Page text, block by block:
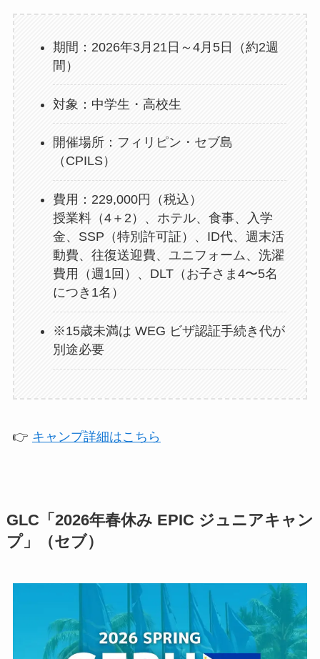
期間：2026年3月21日～4月5日（約2週
間）
対象：中学生・高校生
開催場所：フィリピン・セブ島
（CPILS）
費用：229,000円（税込）
授業料（4＋2）、ホテル、食事、入学
金、SSP（特別許可証）、ID代、週末活
動費、往復送迎費、ユニフォーム、洗濯
費用（週1回）、DLT（お子さま4〜5名
につき1名）
※15歳未満は WEG ビザ認証手続き代が
別途必要
👉 キャンプ詳細はこちら
GLC「2026年春休み EPIC ジュニアキャン
プ」（セブ）